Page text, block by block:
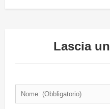
Lascia